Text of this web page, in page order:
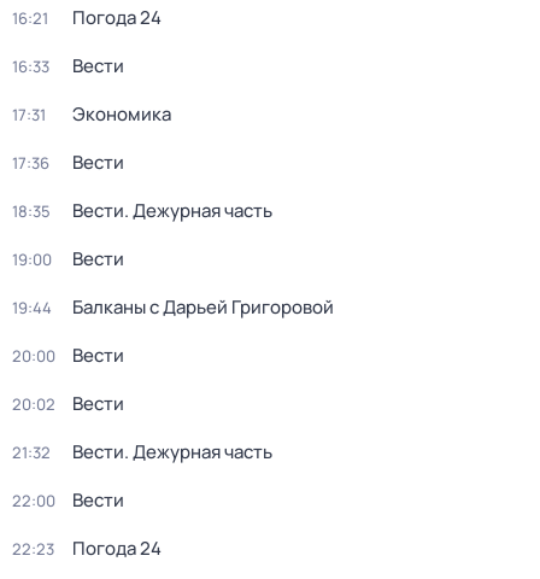
16:21 Погода 24
16:33 Вести
17:31 Экономика
17:36 Вести
18:35 Вести. Дежурная часть
19:00 Вести
19:44 Балканы с Дарьей Григоровой
20:00 Вести
20:02 Вести
21:32 Вести. Дежурная часть
22:00 Вести
22:23 Погода 24